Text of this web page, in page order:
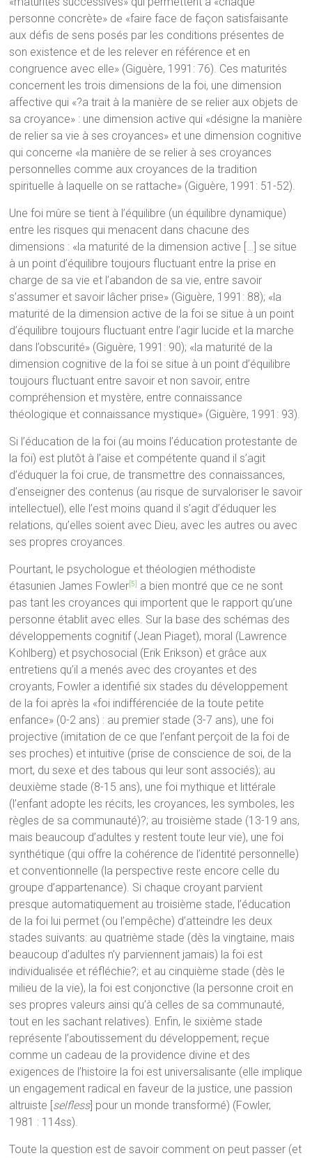
personne concrète» de «faire face de façon satisfaisante
aux défis de sens posés par les conditions présentes de
son existence et de les relever en référence et en
congruence avec elle» (Giguère, 1991: 76). Ces maturités
concernent les trois dimensions de la foi, une dimension
affective qui «?a trait à la manière de se relier aux objets de
sa croyance» : une dimension active qui «désigne la manière
de relier sa vie à ses croyances» et une dimension cognitive
qui concerne «la manière de se relier à ses croyances
personnelles comme aux croyances de la tradition
spirituelle à laquelle on se rattache» (Giguère, 1991: 51-52).
Une foi mûre se tient à l’équilibre (un équilibre dynamique)
entre les risques qui menacent dans chacune des
dimensions : «la maturité de la dimension active […] se situe
à un point d’équilibre toujours fluctuant entre la prise en
charge de sa vie et l’abandon de sa vie, entre savoir
s’assumer et savoir lâcher prise» (Giguère, 1991: 88); «la
maturité de la dimension active de la foi se situe à un point
d’équilibre toujours fluctuant entre l’agir lucide et la marche
dans l’obscurité» (Giguère, 1991: 90); «la maturité de la
dimension cognitive de la foi se situe à un point d’équilibre
toujours fluctuant entre savoir et non savoir, entre
compréhension et mystère, entre connaissance
théologique et connaissance mystique» (Giguère, 1991: 93).
Si l’éducation de la foi (au moins l’éducation protestante de
la foi) est plutôt à l’aise et compétente quand il s’agit
d’éduquer la foi crue, de transmettre des connaissances,
d’enseigner des contenus (au risque de survaloriser le savoir
intellectuel), elle l’est moins quand il s’agit d’éduquer les
relations, qu’elles soient avec Dieu, avec les autres ou avec
ses propres croyances.
Pourtant, le psychologue et théologien méthodiste
étasunien James Fowler [5]
a bien montré que ce ne sont
pas tant les croyances qui importent que le rapport qu’une
personne établit avec elles. Sur la base des schémas des
développements cognitif (Jean Piaget), moral (Lawrence
Kohlberg) et psychosocial (Erik Erikson) et grâce aux
entretiens qu’il a menés avec des croyantes et des
croyants, Fowler a identifié six stades du développement
de la foi après la «foi indifférenciée de la toute petite
enfance» (0-2 ans) : au premier stade (3-7 ans), une foi
projective (imitation de ce que l’enfant perçoit de la foi de
ses proches) et intuitive (prise de conscience de soi, de la
mort, du sexe et des tabous qui leur sont associés); au
deuxième stade (8-15 ans), une foi mythique et littérale
(l’enfant adopte les récits, les croyances, les symboles, les
règles de sa communauté)?; au troisième stade (13-19 ans,
mais beaucoup d’adultes y restent toute leur vie), une foi
synthétique (qui offre la cohérence de l’identité personnelle)
et conventionnelle (la perspective reste encore celle du
groupe d’appartenance). Si chaque croyant parvient
presque automatiquement au troisième stade, l’éducation
de la foi lui permet (ou l’empêche) d’atteindre les deux
stades suivants: au quatrième stade (dès la vingtaine, mais
beaucoup d’adultes n’y parviennent jamais) la foi est
individualisée et réfléchie?; et au cinquième stade (dès le
milieu de la vie), la foi est conjonctive (la personne croit en
ses propres valeurs ainsi qu’à celles de sa communauté,
tout en les sachant relatives). Enfin, le sixième stade
représente l’aboutissement du développement; reçue
comme un cadeau de la providence divine et des
exigences de l’histoire la foi est universalisante (elle implique
un engagement radical en faveur de la justice, une passion
altruiste [selfless] pour un monde transformé) (Fowler,
1981 : 114ss).
Toute la question est de savoir comment on peut passer (et